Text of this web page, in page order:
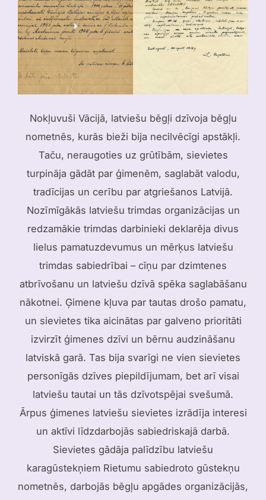
Nokļuvuši Vācijā, latviešu bēgļi dzīvoja bēgļu
nometnēs, kurās bieži bija necilvēcīgi apstākļi.
Taču, neraugoties uz grūtībām, sievietes
turpināja gādāt par ģimenēm, saglabāt valodu,
tradīcijas un cerību par atgriešanos Latvijā.
Nozīmīgākās latviešu trimdas organizācijas un
redzamākie trimdas darbinieki deklarēja divus
lielus pamatuzdevumus un mērķus latviešu
trimdas sabiedrībai – cīņu par dzimtenes
atbrīvošanu un latviešu dzīvā spēka saglabāšanu
nākotnei. Ģimene kļuva par tautas drošo pamatu,
un sievietes tika aicinātas par galveno prioritāti
izvirzīt ģimenes dzīvi un bērnu audzināšanu
latviskā garā. Tas bija svarīgi ne vien sievietes
personīgās dzīves piepildījumam, bet arī visai
latviešu tautai un tās dzīvotspējai svešumā.
Ārpus ģimenes latviešu sievietes izrādīja interesi
un aktīvi līdzdarbojās sabiedriskajā darbā.
Sievietes gādāja palīdzību latviešu
karagūstekņiem Rietumu sabiedroto gūstekņu
nometnēs, darbojās bēgļu apgādes organizācijās,